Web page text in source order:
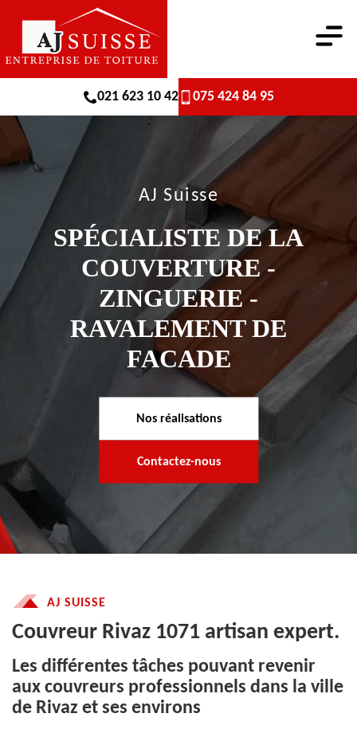
021 623 10 42 075 424 84 95
AJ Suisse
SPÉCIALISTE DE LA
COUVERTURE -
ZINGUERIE -
RAVALEMENT DE
FACADE
Nos réalisations
Contactez-nous
AJ SUISSE
Couvreur Rivaz 1071 artisan expert.
Les différentes tâches pouvant revenir
aux couvreurs professionnels dans la ville
de Rivaz et ses environs